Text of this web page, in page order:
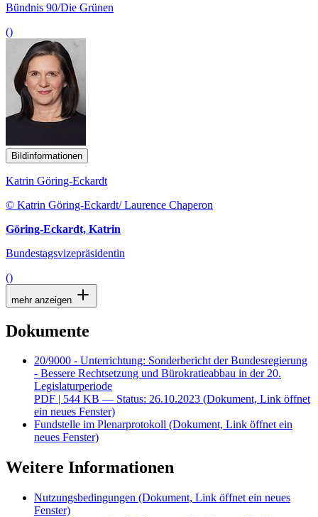
Bündnis 90/Die Grünen
()
Bildinformationen
Katrin Göring-Eckardt
© Katrin Göring-Eckardt/ Laurence Chaperon
Göring-Eckardt, Katrin
Bundestagsvizepräsidentin
()
mehr anzeigen
Dokumente
20/9000 - Unterrichtung: Sonderbericht der Bundesregierung
- Bessere Rechtsetzung und Bürokratieabbau in der 20.
Legislaturperiode
PDF | 544 KB — Status: 26.10.2023 (Dokument, Link öffnet
ein neues Fenster)
Fundstelle im Plenarprotokoll (Dokument, Link öffnet ein
neues Fenster)
Weitere Informationen
Nutzungsbedingungen (Dokument, Link öffnet ein neues
Fenster)